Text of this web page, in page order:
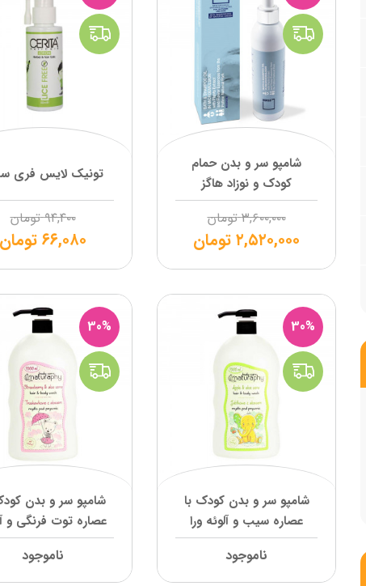
شامپو سر و بدن حمام
کودک و نوزاد هاگز
۳,۶۰۰,۰۰۰ تومان
۲,۵۲۰,۰۰۰تومان
تونیک لایس فری
۹۴,۴۰۰ تومان
۶۶,۰۸۰تومان
30%
شامپو سر و بدن کودک با
عصاره سیب و آلوئه ورا
ناتروفی
ناموجود
30%
شامپو سر و بدن
عصاره توت فرنگی و
ورا ناتروفی
ناموجود